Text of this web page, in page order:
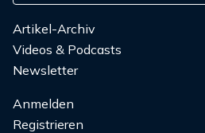
Artikel-Archiv
Videos & Podcasts
Newsletter
Anmelden
Registrieren